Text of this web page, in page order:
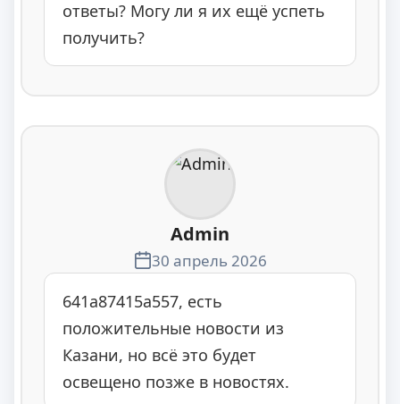
ответы? Могу ли я их ещё успеть
получить?
Admin
30 апрель 2026
641a87415a557, есть
положительные новости из
Казани, но всё это будет
освещено позже в новостях.